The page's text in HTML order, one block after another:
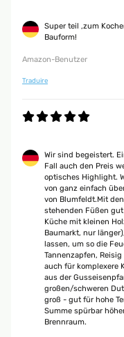
Super teil ,zum
Bauform!
Amazon-Benutzer
Traduire
Wir sind begeistert.
Fall auch den Preis
optisches Highlight.
von ganz einfach
von Blumfeldt.Mit
stehenden Füßen
Küche mit kleinen
Baumarkt, nur
lassen, um so die
Tannenzapfen,
auch für komplexere
aus der
großen/schweren
groß - gut für hohe
Summe spürbar
Brennraum.